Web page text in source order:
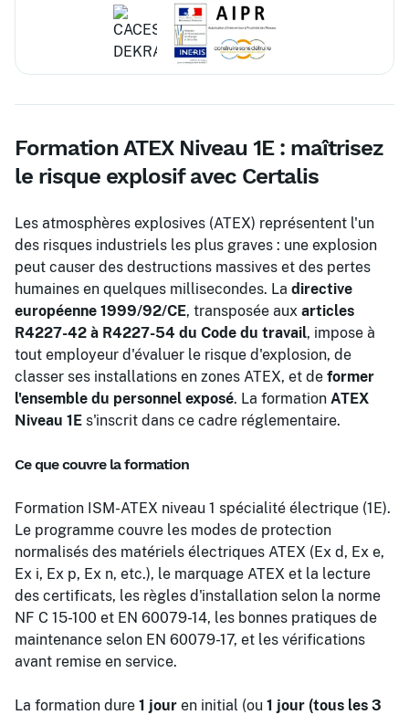
Formation ATEX Niveau 1E : maîtrisez
le risque explosif avec Certalis
Les atmosphères explosives (ATEX) représentent l'un
des risques industriels les plus graves : une explosion
peut causer des destructions massives et des pertes
humaines en quelques millisecondes. La directive
européenne 1999/92/CE, transposée aux articles
R4227-42 à R4227-54 du Code du travail, impose à
tout employeur d'évaluer le risque d'explosion, de
classer ses installations en zones ATEX, et de former
l'ensemble du personnel exposé. La formation ATEX
Niveau 1E s'inscrit dans ce cadre réglementaire.
Ce que couvre la formation
Formation ISM-ATEX niveau 1 spécialité électrique (1E).
Le programme couvre les modes de protection
normalisés des matériels électriques ATEX (Ex d, Ex e,
Ex i, Ex p, Ex n, etc.), le marquage ATEX et la lecture
des certificats, les règles d'installation selon la norme
NF C 15-100 et EN 60079-14, les bonnes pratiques de
maintenance selon EN 60079-17, et les vérifications
avant remise en service.
La formation dure 1 jour en initial (ou 1 jour (tous les 3